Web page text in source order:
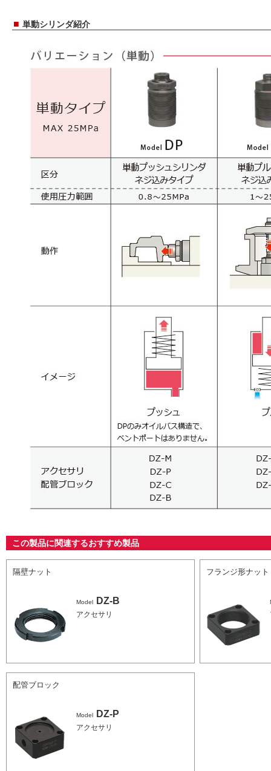
■ 単動シリンダ紹介
この製品に関連するおすすめ製品
隔壁ナット
Model DZ-B
アクセサリ
フランジ形ナット
配管ブロック
Model DZ-P
アクセサリ